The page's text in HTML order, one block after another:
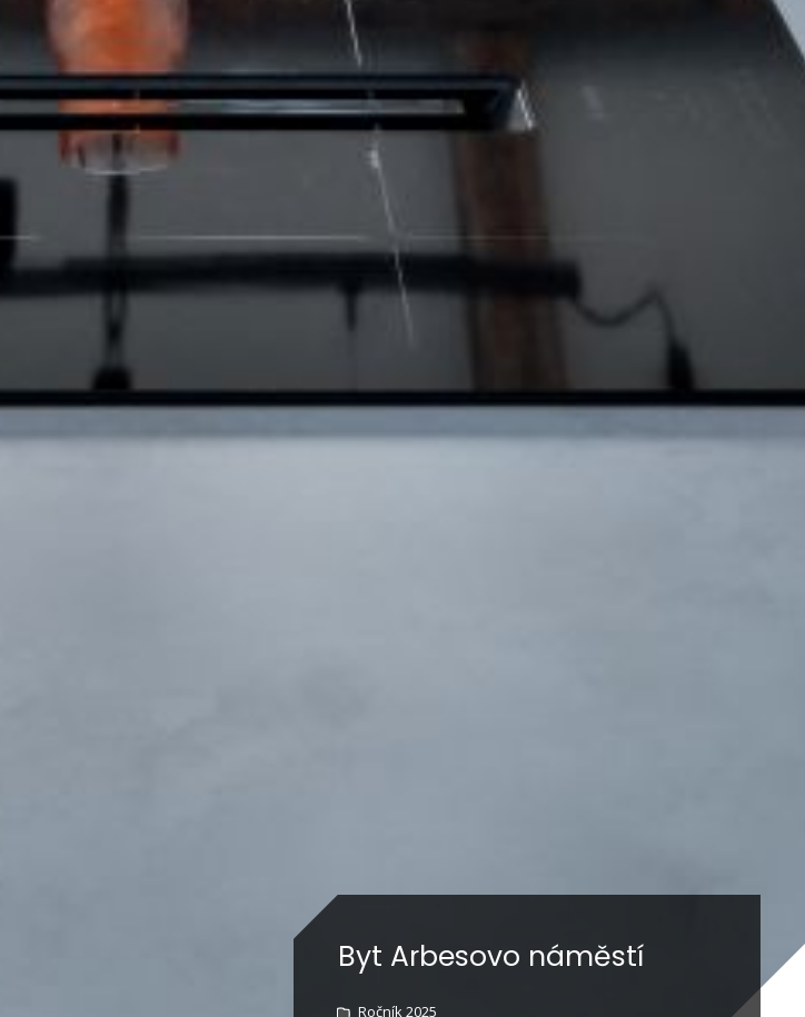
Byt Arbesovo náměstí
Ročník 2025